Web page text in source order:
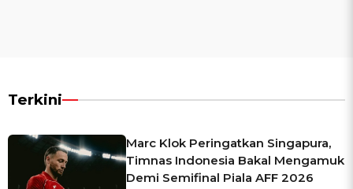
Terkini
Marc Klok Peringatkan Singapura,
Timnas Indonesia Bakal Mengamuk
Demi Semifinal Piala AFF 2026